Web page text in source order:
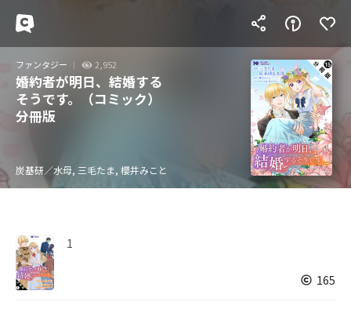
ファンタジー 2,952
婚約者が明日、結婚する
そうです。（コミック）
分冊版
炭基研／水母, 三毛たま, 櫻井みこと
1
165